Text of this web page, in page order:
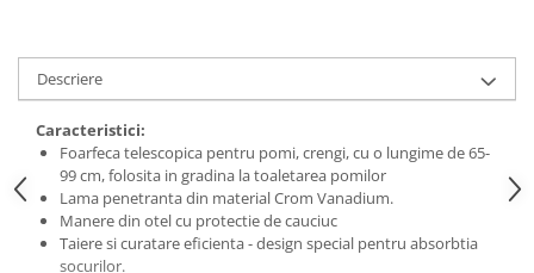
Lustre si pendule
Accesorii corpuri de iluminat
Lampi de veghe copii
Proiectoare
Veioze si lampi
Descriere
Caracteristici:
Foarfeca telescopica pentru pomi, crengi, cu o lungime de 65-
99 cm, folosita in gradina la toaletarea pomilor
Lama penetranta din material Crom Vanadium.
Manere din otel cu protectie de cauciuc
Taiere si curatare eficienta - design special pentru absorbtia
socurilor.